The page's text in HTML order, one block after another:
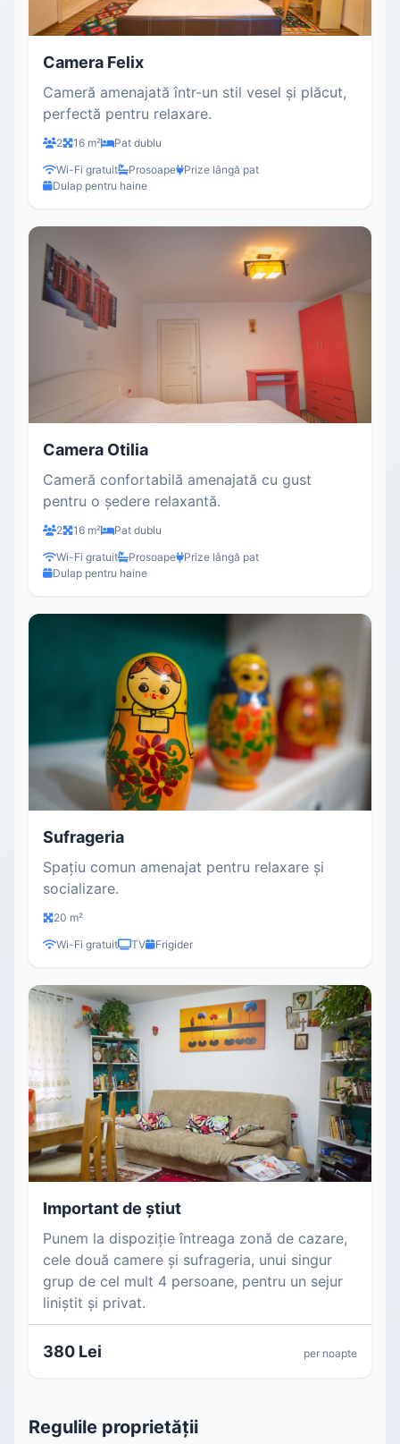
Camera Felix
Cameră amenajată într-un stil vesel și plăcut,
perfectă pentru relaxare.
2 16 m²
Pat dublu
Wi-Fi gratuit
Prosoape
Prize lângă pat
Dulap pentru haine
Camera Otilia
Cameră confortabilă amenajată cu gust
pentru o ședere relaxantă.
2 16 m²
Pat dublu
Wi-Fi gratuit
Prosoape
Prize lângă pat
Dulap pentru haine
Sufrageria
Spațiu comun amenajat pentru relaxare și
socializare.
20 m²
Wi-Fi gratuit
TV Frigider
Important de știut
Punem la dispoziție întreaga zonă de cazare,
cele două camere și sufrageria, unui singur
grup de cel mult 4 persoane, pentru un sejur
liniștit și privat.
380 Lei per noapte
Regulile proprietății